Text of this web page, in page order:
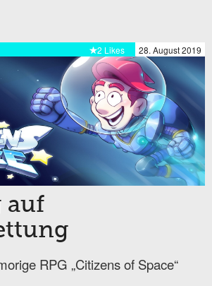
28. August 2019
2 Likes
auf
RPG „Citizens of Space“